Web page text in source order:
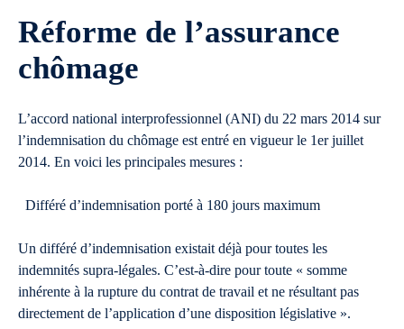
Réforme de l’assurance
chômage
L’accord national interprofessionnel (ANI) du 22 mars 2014 sur
l’indemnisation du chômage est entré en vigueur le 1er juillet
2014. En voici les principales mesures :
Différé d’indemnisation porté à 180 jours maximum
Un différé d’indemnisation existait déjà pour toutes les
indemnités supra-légales. C’est-à-dire pour toute « somme
inhérente à la rupture du contrat de travail et ne résultant pas
directement de l’application d’une disposition législative ».